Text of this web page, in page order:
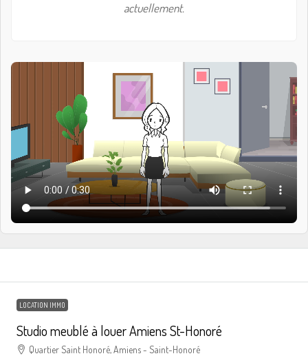
actuellement.
LOCATION IMMO
Studio meublé à louer Amiens St-Honoré
Quartier Saint Honoré, Amiens - Saint-Honoré